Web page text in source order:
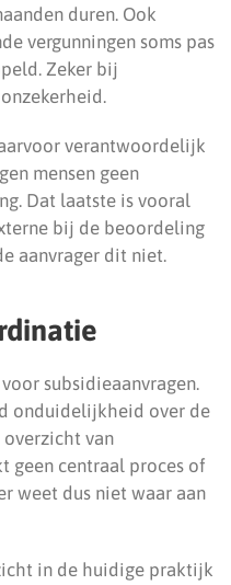
duren. Ook
vergunningen soms pas
Zeker bij
verantwoordelijk
mensen geen
Dat laatste is vooral
bij de beoordeling
aanvrager dit niet.
subsidieaanvragen.
onduidelijkheid over de
van
geen centraal proces of
weet dus niet waar aan
in de huidige praktijk